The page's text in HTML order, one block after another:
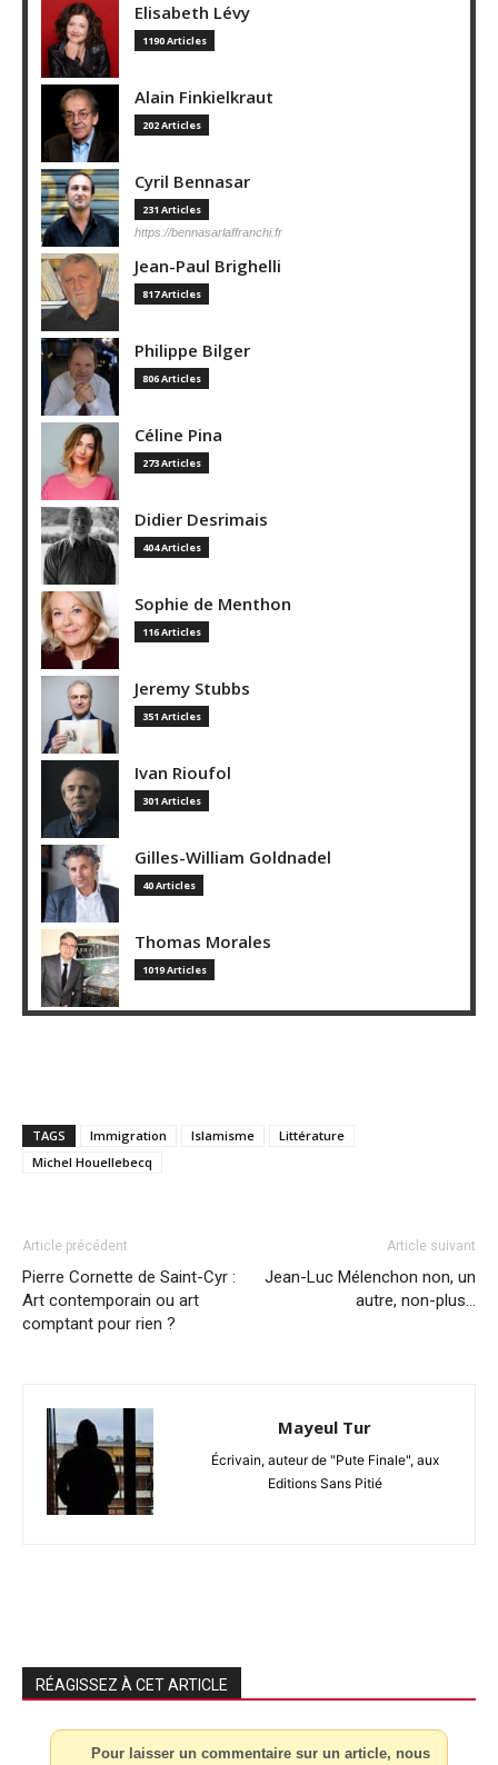
Elisabeth Lévy
1190 Articles
Alain Finkielkraut
202 Articles
Cyril Bennasar
231 Articles
https://bennasarlaffranchi.fr
Jean-Paul Brighelli
817 Articles
Philippe Bilger
806 Articles
Céline Pina
273 Articles
Didier Desrimais
404 Articles
Sophie de Menthon
116 Articles
Jeremy Stubbs
351 Articles
Ivan Rioufol
301 Articles
Gilles-William Goldnadel
40 Articles
Thomas Morales
1019 Articles
TAGS Immigration Islamisme
Littérature
Michel Houellebecq
Article précédent
Pierre Cornette de Saint-Cyr :
Art contemporain ou art
comptant pour rien ?
Article suivant
Jean-Luc Mélenchon non, un
autre, non-plus…
Mayeul Tur
Écrivain, auteur de "Pute Finale", aux
Editions Sans Pitié
RÉAGISSEZ À CET ARTICLE
Pour laisser un commentaire sur un article, nous